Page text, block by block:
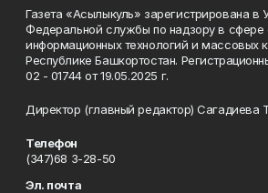
Газета «Асылыкуль» зарегистрирована в
Федеральной службы по надзору в сфере
информационных технологий и массовых
Республике Башкортостан.
02 - 01744 от 19.05.2025 г.
Директор (главный редактор) Сагадиева
Телефон
(347)68 3-28-50
Эл. почта